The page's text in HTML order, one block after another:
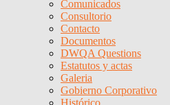
Comunicados
Consultorio
Contacto
Documentos
DWQA Questions
Estatutos y actas
Galeria
Gobierno Corporativo
Histórico